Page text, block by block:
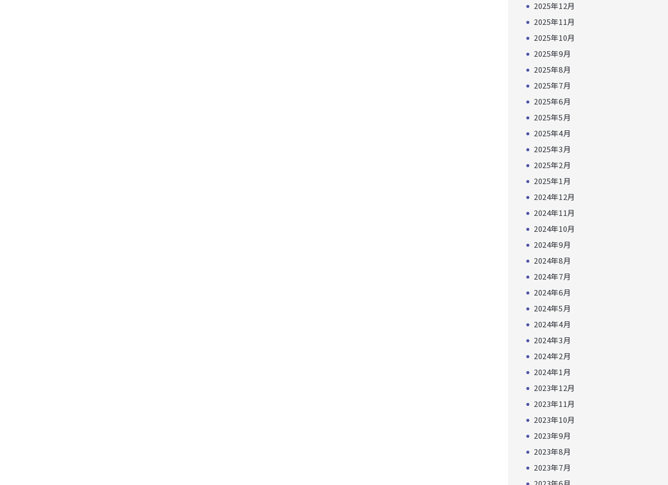
2025年12月
2025年11月
2025年10月
2025年9月
2025年8月
2025年7月
2025年6月
2025年5月
2025年4月
2025年3月
2025年2月
2025年1月
2024年12月
2024年11月
2024年10月
2024年9月
2024年8月
2024年7月
2024年6月
2024年5月
2024年4月
2024年3月
2024年2月
2024年1月
2023年12月
2023年11月
2023年10月
2023年9月
2023年8月
2023年7月